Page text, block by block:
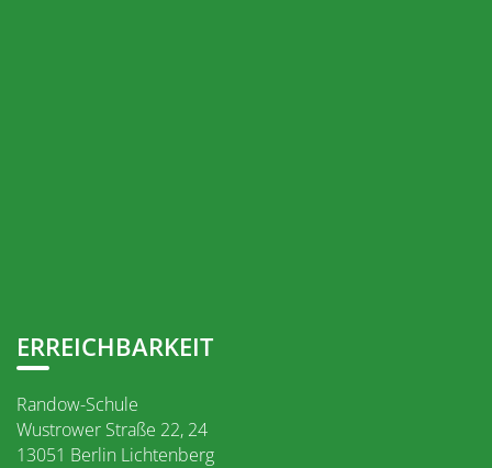
ERREICHBARKEIT
Randow-Schule
Wustrower Straße 22, 24
13051 Berlin Lichtenberg